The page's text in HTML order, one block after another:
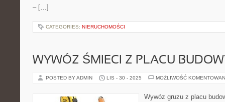
– […]
CATEGORIES: NIERUCHOMOŚCI
WYWÓZ ŚMIECI Z PLACU
POSTED BY ADMIN LIS - 30 - 2025 MOŻLIWOŚĆ
Wywóz gruzu z placu